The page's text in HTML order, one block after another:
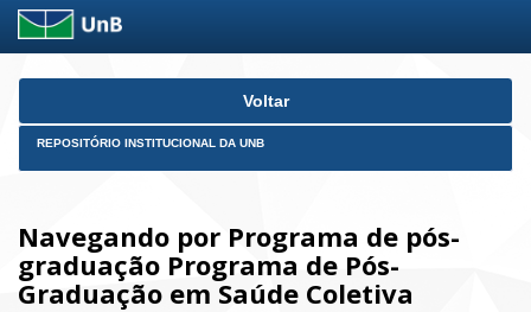
Skip
Voltar
REPOSITÓRIO INSTITUCIONAL DA UNB
Navegando por Programa de pós-
graduação Programa de Pós-
Graduação em Saúde Coletiva